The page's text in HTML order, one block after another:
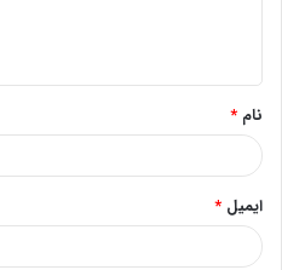
*
نام *
ایمیل *